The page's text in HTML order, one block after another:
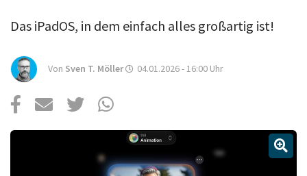
Mac
iPad
Tipps
Das iPadOS, in dem einfach alles großartig ist!
Von Sven T. Möller 04.01.2026 - 16:00 Uhr